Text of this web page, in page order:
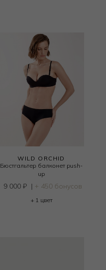
WILD ORCHID
Бюстгальтер балконет push-
up
9 000 ₽ | + 450 бонусов
+ 1 цвет